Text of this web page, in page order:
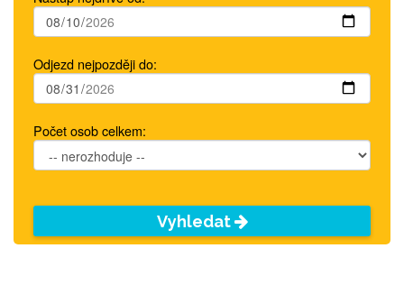
Odjezd nejpozději do:
Počet osob celkem:
Vyhledat